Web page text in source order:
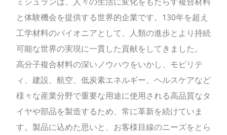
と体験機会を提供する世界的企業です。130年を超え
工学材料のパイオニアとして、人類の進歩とより持続
可能な世界の実現に一貫した貢献をしてきました。
高分子複合材料の深いノウハウをいかし、モビリテ
ィ、建設、航空、低炭素エネルギー、ヘルスケアなど
様々な産業分野で重要な用途に使用される高品質なタ
イヤや部品を製造するため、常に革新を続けていま
す。製品に込めた思いと、お客様目線のニーズをとら